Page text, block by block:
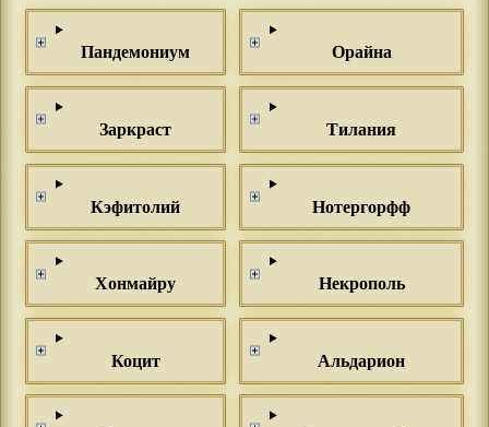
Пандемониум
Заркраст
Кэфитолий
Хонмайру
Коцит
Орайна
Тилания
Нотергорфф
Некрополь
Альдарион